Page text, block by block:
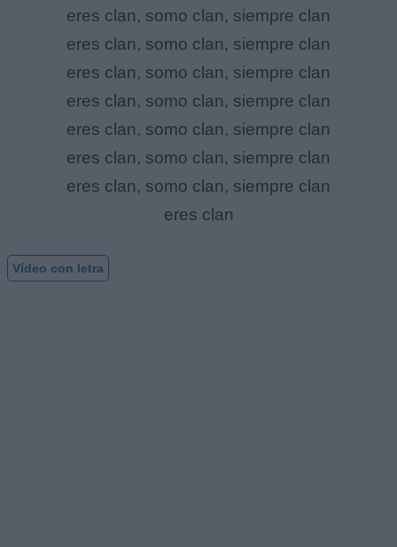
eres clan, somo clan, siempre clan
eres clan, somo clan, siempre clan
eres clan, somo clan, siempre clan
eres clan, somo clan, siempre clan
eres clan, somo clan, siempre clan
eres clan, somo clan, siempre clan
eres clan, somo clan, siempre clan
eres clan
Vídeo con letra